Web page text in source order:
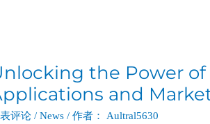
the Power of
and
评论 /News / 作者： Aultral5630